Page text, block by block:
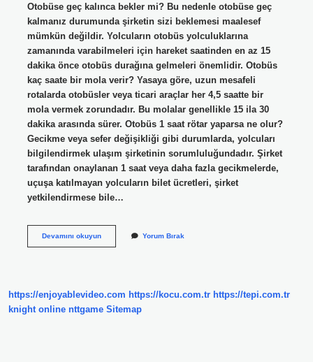
Otobüse geç kalınca bekler mi? Bu nedenle otobüse geç
kalmanız durumunda şirketin sizi beklemesi maalesef
mümkün değildir. Yolcuların otobüs yolculuklarına
zamanında varabilmeleri için hareket saatinden en az 15
dakika önce otobüs durağına gelmeleri önemlidir. Otobüs
kaç saate bir mola verir? Yasaya göre, uzun mesafeli
rotalarda otobüsler veya ticari araçlar her 4,5 saatte bir
mola vermek zorundadır. Bu molalar genellikle 15 ila 30
dakika arasında sürer. Otobüs 1 saat rötar yaparsa ne olur?
Gecikme veya sefer değişikliği gibi durumlarda, yolcuları
bilgilendirmek ulaşım şirketinin sorumluluğundadır. Şirket
tarafından onaylanan 1 saat veya daha fazla gecikmelerde,
uçuşa katılmayan yolcuların bilet ücretleri, şirket
yetkilendirmese bile…
Devamını okuyunOtobüsler
Yorum Bırak
https://enjoyablevideo.com https://kocu.com.tr https://tepi.com.tr
knight online nttgame Sitemap